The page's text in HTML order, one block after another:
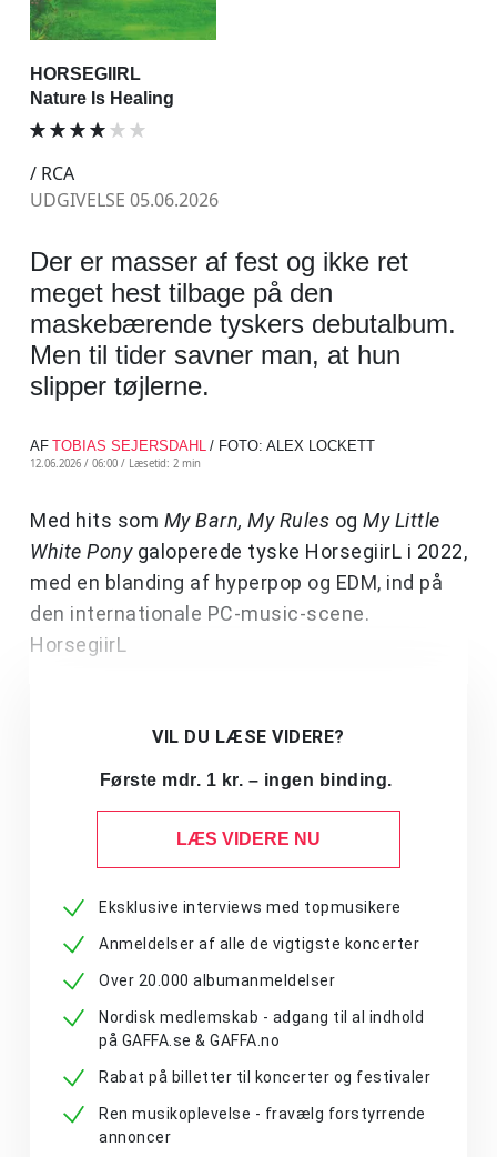
HORSEGIIRL
Nature Is Healing
/ RCA
UDGIVELSE 05.06.2026
Der er masser af fest og ikke ret
meget hest tilbage på den
maskebærende tyskers debutalbum.
Men til tider savner man, at hun
slipper tøjlerne.
AF TOBIAS SEJERSDAHL / FOTO: ALEX LOCKETT
12.06.2026 / 06:00 / Læsetid: 2 min
Med hits som My Barn, My Rules og My Little
White Ponygaloperede tyske HorsegiirL i 2022,
med en blanding af hyperpop og EDM, ind på
den internationale PC-music-scene.
HorsegiirL
VIL DU LÆSE VIDERE?
Første mdr. 1 kr. – ingen binding.
LÆS VIDERE NU
Eksklusive interviews med topmusikere
Anmeldelser af alle de vigtigste koncerter
Over 20.000 albumanmeldelser
Nordisk medlemskab - adgang til al indhold
på GAFFA.se & GAFFA.no
Rabat på billetter til koncerter og festivaler
Ren musikoplevelse - fravælg forstyrrende
annoncer